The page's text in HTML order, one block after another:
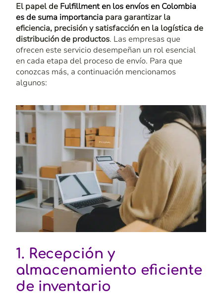
El papel de Fulfillment en los envíos en Colombia
es de suma importancia para garantizar la
eficiencia, precisión y satisfacción en la logística de
distribución de productos. Las empresas que
ofrecen este servicio desempeñan un rol esencial
en cada etapa del proceso de envío. Para que
conozcas más, a continuación mencionamos
algunos:
1. Recepción y
almacenamiento eficiente
de inventario